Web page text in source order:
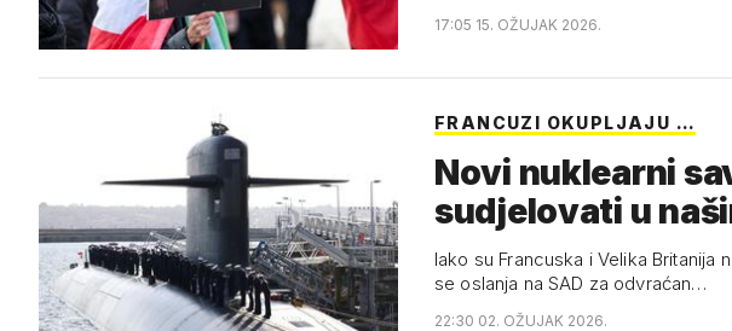
17:05 15. OŽUJAK 2026.
FRANCUZI OKUPLJAJU …
Novi nuklearni
sudjelovati u
Iako su Francuska i Velika
se oslanja na SAD za odvraćan…
22:30 02. OŽUJAK 2026.